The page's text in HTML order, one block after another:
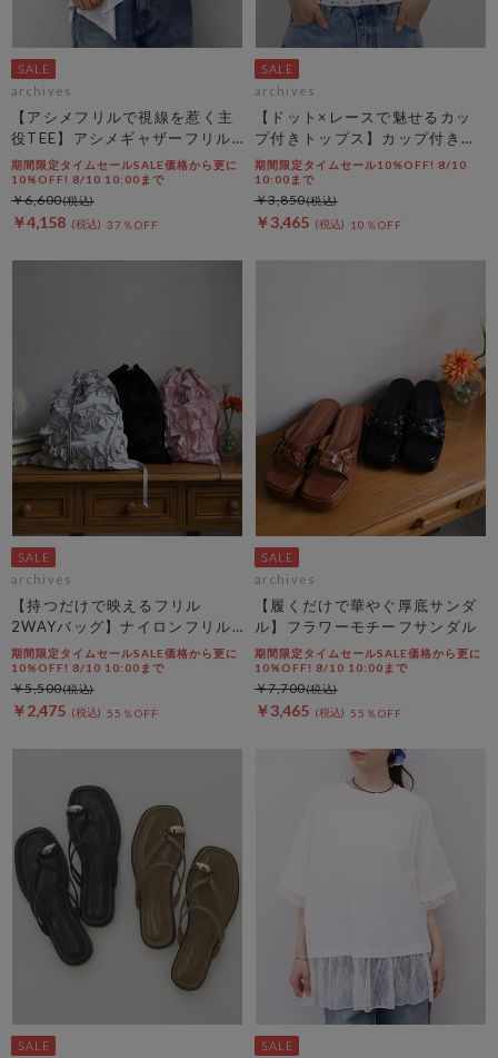
archives
【アシメフリルで視線を惹く主
役TEE】アシメギャザーフリル
ＴＥＥ
期間限定タイムセールSALE価格から更に
10%OFF! 8/10 10:00まで
￥4,158 37％OFF
￥6,600
archives
【ドット×レースで魅せるカッ
プ付きトップス】カップ付きホ
ルダーネックレースタンクトッ
プ
期間限定タイムセール10%OFF! 8/10
10:00まで
￥3,465 10％OFF
￥3,850
archives
【持つだけで映えるフリル
2WAYバッグ】ナイロンフリル
２ＷＡＹバッグ
期間限定タイムセールSALE価格から更に
10%OFF! 8/10 10:00まで
￥2,475 55％OFF
￥5,500
archives
【履くだけで華やぐ厚底サンダ
ル】フラワーモチーフサンダル
期間限定タイムセールSALE価格から更に
10%OFF! 8/10 10:00まで
￥3,465 55％OFF
￥7,700